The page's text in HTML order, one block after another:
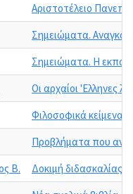
Αριστοτέλειο
Σημειώματα.
Σημειώματα. Η
Οι αρχαίοι 'Ελληνες
Φιλοσοφικά κείμενα
Προβλήματα που
Β.
Δοκιμή διδασκαλίας.